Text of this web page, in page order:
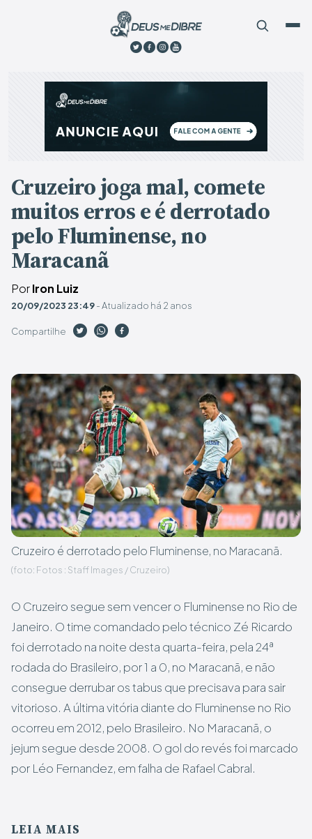
Cruzeiro joga mal, comete
muitos erros e é derrotado
pelo Fluminense, no
Maracanã
PorIron Luiz
20/09/2023 23:49- Atualizado há 2 anos
Compartilhe
Cruzeiro é derrotado pelo Fluminense, no Maracanã.
(foto: Fotos : Staff Images / Cruzeiro)
O Cruzeiro segue sem vencer o Fluminense no Rio de
Janeiro. O time comandado pelo técnico Zé Ricardo
foi derrotado na noite desta quarta-feira, pela 24ª
rodada do Brasileiro, por 1 a 0, no Maracanã, e não
consegue derrubar os tabus que precisava para sair
vitorioso. A última vitória diante do Fluminense no Rio
ocorreu em 2012, pelo Brasileiro. No Maracanã, o
jejum segue desde 2008. O gol do revés foi marcado
por Léo Fernandez, em falha de Rafael Cabral.
LEIA MAIS